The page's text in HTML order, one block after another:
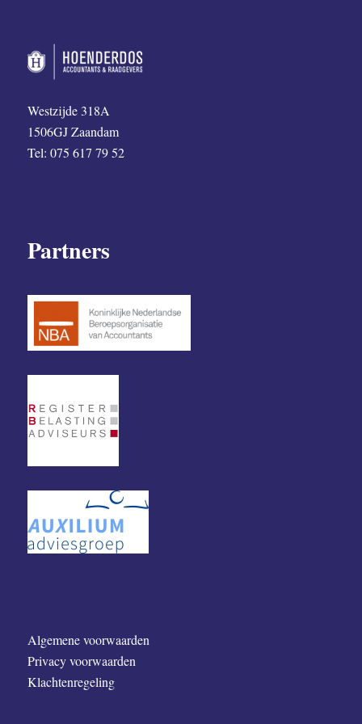
Westzijde 318A
1506GJ Zaandam
Tel: 075 617 79 52
Partners
Algemene voorwaarden
Privacy voorwaarden
Klachtenregeling